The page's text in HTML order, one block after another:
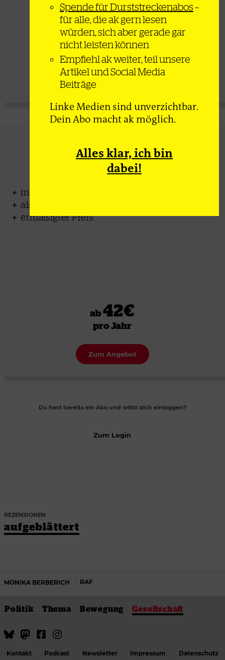
ab80€
pro Jahr
Zum Angebot
Sozial-Abo
monatlich auf 32 Seiten + Onlinezugang
als Print oder Digital-Abo erhältlich
ermäßigter Preis
ab42€
pro Jahr
Zum Angebot
Du hast bereits ein Abo und willst dich einloggen?
Zum Login
REZENSIONEN
aufgeblättert
MONIKA BERBERICH RAF
Politik Thema Bewegung Gesellschaft
Kontakt Podcast Newsletter Impressum Datenschutz
Spende für Durststreckenabos–
für alle, die ak gern lesen
würden, sich aber gerade gar
nicht leisten können
Empfiehl ak weiter, teil unsere
Artikel und Social Media
Beiträge
Linke Medien sind unverzichtbar.
Dein Abo macht ak möglich.
Alles klar, ich bin
dabei!